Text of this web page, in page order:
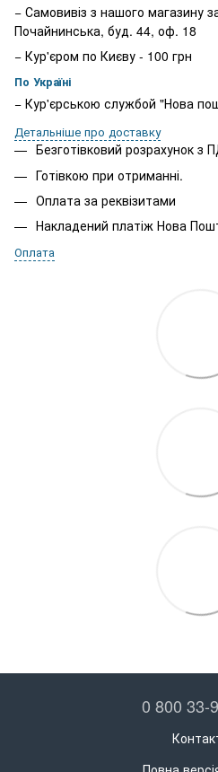
− Самовивіз з нашого магазину
Почайнинська, буд. 44, оф. 18
− Кур'єром по Києву - 100 грн
По Україні
− Кур'єрською службой "Нова
Детальніше про доставку
Безготівковий розрахунок з
Готівкою при отриманні.
Оплата за реквізитами
Накладений платіж Нова
Оплата
0 800 33-